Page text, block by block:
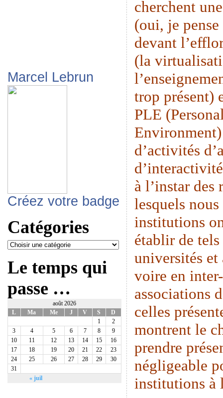
Marcel Lebrun
Créez votre badge
Catégories
Le temps qui
passe …
août 2026
L
Ma Me J V S D
« juil
1
2
3
4 5 6 7 8
9
10
11 12 13 14 15
16
17
18 19 20 21 22
23
24
25 26 27 28 29
30
31
cherchent
(oui, je pense
devant
(la
trop présent)
PLE
d’activités
à l’instar des
lesquels
institutions
établir de tels
universités et
voire en
associations
celles
montrent le
prendre
négligeable
institutions à